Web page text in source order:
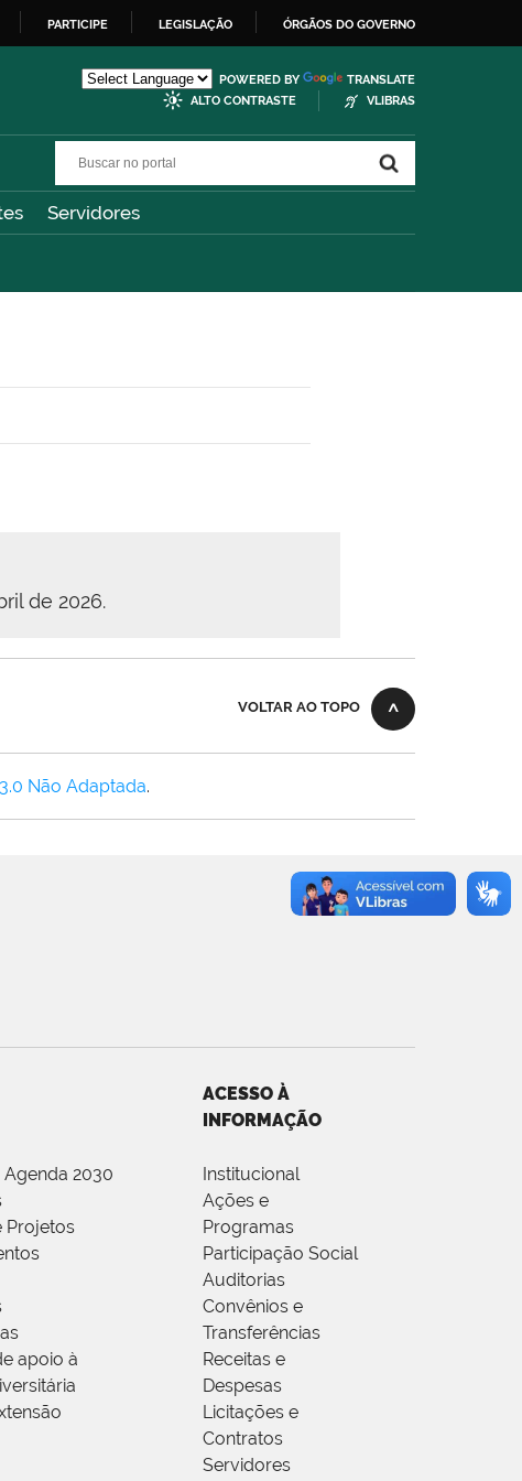
PARTICIPE LEGISLAÇÃO ÓRGÃOS DO GOVERNO
POWERED BY
TRANSLATE
ALTO CONTRASTE
VLIBRAS
Servidores
de 2026.
VOLTAR AO TOPO
Não Adaptada.
Agenda 2030
Projetos
apoio à
ACESSO À
INFORMAÇÃO
Institucional
Ações e
Programas
Participação Social
Auditorias
Convênios e
Transferências
Receitas e
Despesas
Licitações e
Contratos
Servidores